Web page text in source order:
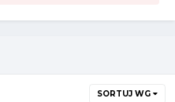
SORTUJ WG